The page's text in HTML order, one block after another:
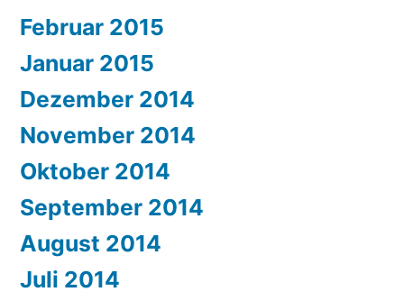
Februar 2015
Januar 2015
Dezember 2014
November 2014
Oktober 2014
September 2014
August 2014
Juli 2014